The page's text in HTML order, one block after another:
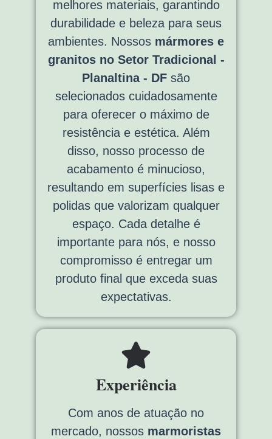
melhores materiais, garantindo
durabilidade e beleza para seus
ambientes. Nossos mármores e
granitos no Setor Tradicional -
Planaltina - DF são
selecionados cuidadosamente
para oferecer o máximo de
resistência e estética. Além
disso, nosso processo de
acabamento é minucioso,
resultando em superfícies lisas e
polidas que valorizam qualquer
espaço. Cada detalhe é
importante para nós, e nosso
compromisso é entregar um
produto final que exceda suas
expectativas.
Experiência
Com anos de atuação no
mercado, nossos marmoristas